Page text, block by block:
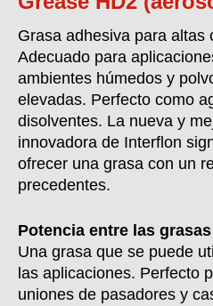
Grasa adhesiva para altas
Adecuado para
ambientes húmedos y
elevadas. Perfecto como
disolventes. La nueva y
innovadora de Interflon
ofrecer una grasa con un
precedentes.
Potencia entre las grasas
Una grasa que se puede
las aplicaciones. Perfecto
uniones de pasadores y